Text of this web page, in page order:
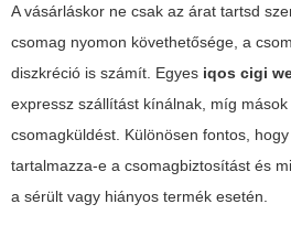
A vásárláskor ne csak az árat tartsd
csomag nyomon követhetősége, a
diszkréció is számít. Egyes iqos cigi
expressz szállítást kínálnak, míg
csomagküldést. Különösen fontos,
tartalmazza-e a csomagbiztosítást és
a sérült vagy hiányos termék esetén.